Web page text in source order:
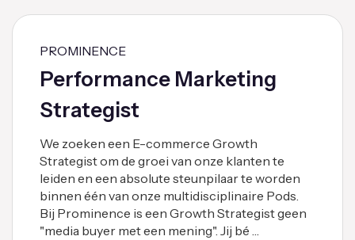
PROMINENCE
Performance Marketing
Strategist
We zoeken een E-commerce Growth
Strategist om de groei van onze klanten te
leiden en een absolute steunpilaar te worden
binnen één van onze multidisciplinaire Pods.
Bij Prominence is een Growth Strategist geen
"media buyer met een mening". Jij bé …